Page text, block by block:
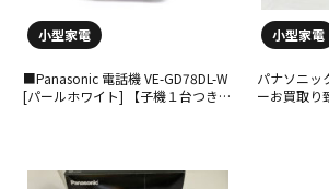
小型家電
■Panasonic 電話機 VE-GD78DL-W
[パールホワイト] 【子機１台つき】
小型家電
パナソニッ
ーお買取